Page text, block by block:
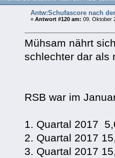
Antw:Schufascore nach
«Antwort #120 am: 09. Oktober
Mühsam nährt
schlechter dar als
RSB war im
1. Quartal 2017
2. Quartal 2017
3. Quartal 2017